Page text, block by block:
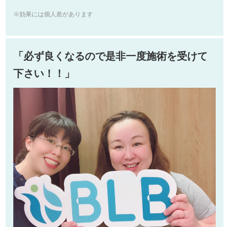
※効果には個人差があります
「必ず良くなるので是非一度施術を受けて
下さい！！」